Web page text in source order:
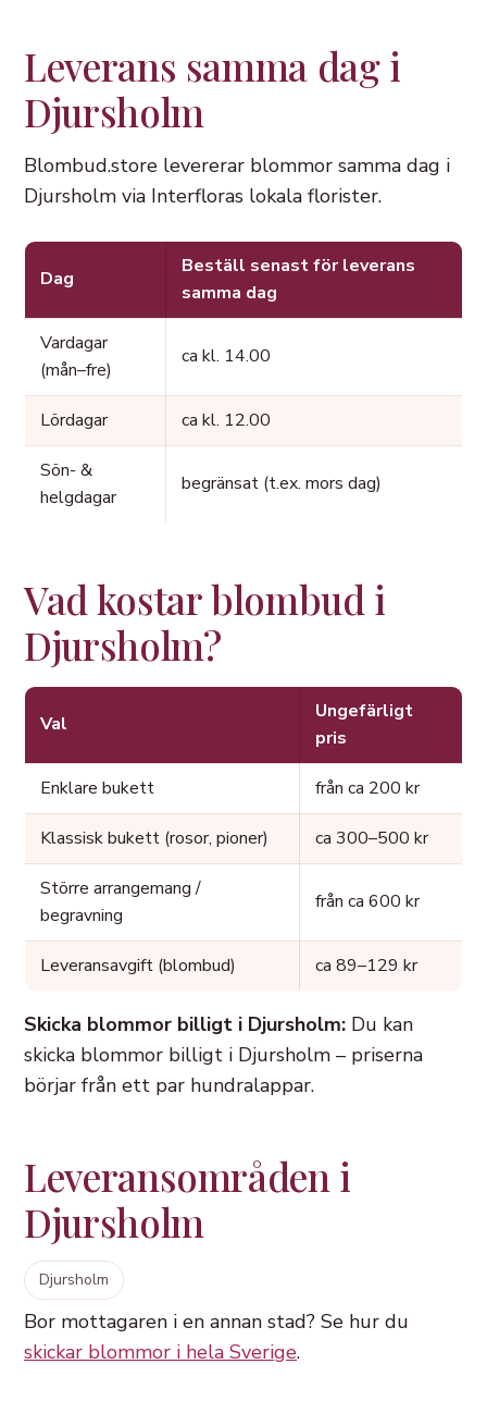
Leverans samma dag i
Djursholm
Blombud.store levererar blommor samma dag i
Djursholm via Interfloras lokala florister.
Dag
Beställ senast för leverans
samma dag
Vardagar
(mån–fre)
ca kl. 14.00
Lördagar ca kl. 12.00
Sön- &
helgdagar
begränsat (t.ex. mors dag)
Vad kostar blombud i
Djursholm?
Val
Ungefärligt
pris
Enklare bukett från ca 200 kr
Klassisk bukett (rosor, pioner) ca 300–500 kr
Större arrangemang /
begravning
från ca 600 kr
Leveransavgift (blombud) ca 89–129 kr
Skicka blommor billigt i Djursholm: Du kan
skicka blommor billigt i Djursholm – priserna
börjar från ett par hundralappar.
Leveransområden i
Djursholm
Djursholm
Bor mottagaren i en annan stad? Se hur du
skickar blommor i hela Sverige.